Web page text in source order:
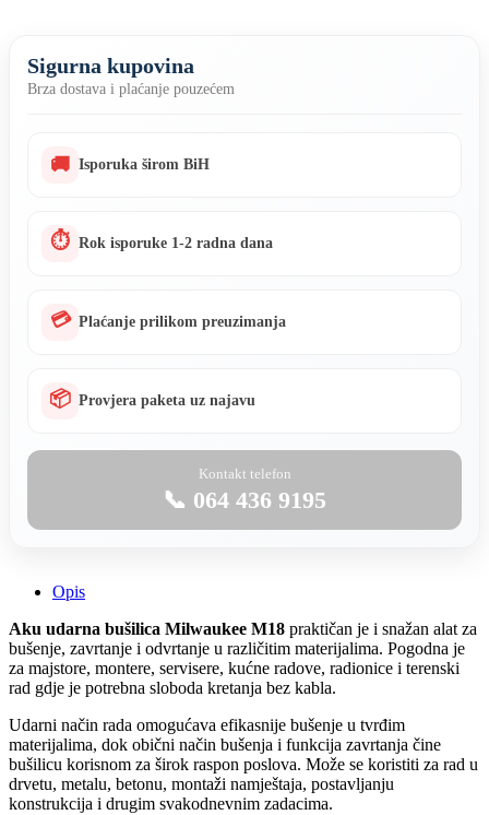
Sigurna kupovina
Brza dostava i plaćanje pouzećem
🚚 Isporuka širom BiH
⏱ Rok isporuke 1-2 radna dana
💳 Plaćanje prilikom preuzimanja
📦 Provjera paketa uz najavu
Kontakt telefon
📞 064 436 9195
Opis
Aku udarna bušilica Milwaukee M18 praktičan je i snažan alat za
bušenje, zavrtanje i odvrtanje u različitim materijalima. Pogodna je
za majstore, montere, servisere, kućne radove, radionice i terenski
rad gdje je potrebna sloboda kretanja bez kabla.
Udarni način rada omogućava efikasnije bušenje u tvrđim
materijalima, dok obični način bušenja i funkcija zavrtanja čine
bušilicu korisnom za širok raspon poslova. Može se koristiti za rad u
drvetu, metalu, betonu, montaži namještaja, postavljanju
konstrukcija i drugim svakodnevnim zadacima.